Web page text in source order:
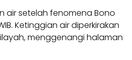
air setelah fenomena Bono
Ketinggian air diperkirakan
menggenangi halaman